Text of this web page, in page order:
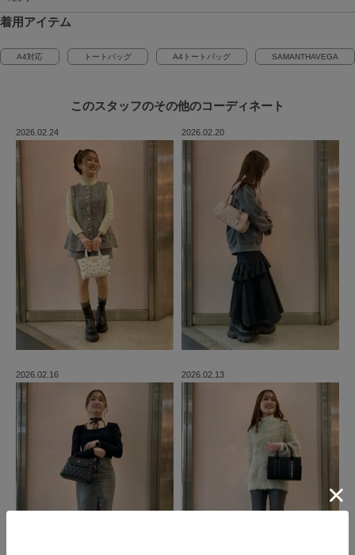
着用アイテム
A4対応 トートバッグ A4トートバッグ SAMANTHAVEGA
このスタッフのその他のコーディネート
2026.02.24 2026.02.20
2026.02.16 2026.02.13